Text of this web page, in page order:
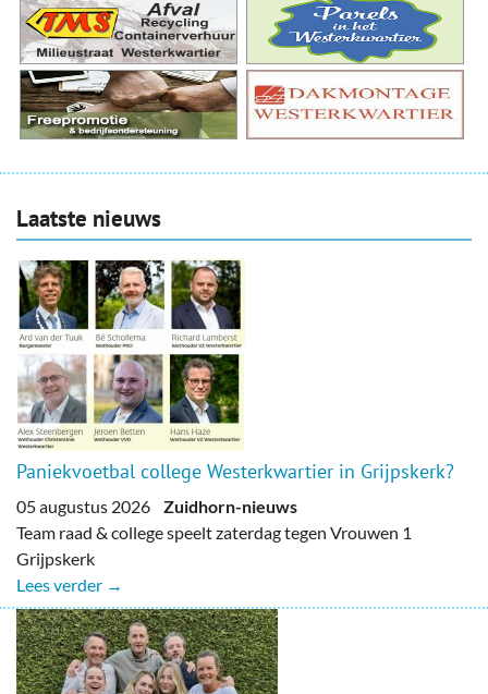
Laatste nieuws
Paniekvoetbal college Westerkwartier in Grijpskerk?
05 augustus 2026 Zuidhorn-nieuws
Team raad & college speelt zaterdag tegen Vrouwen 1
Grijpskerk
Lees verder →